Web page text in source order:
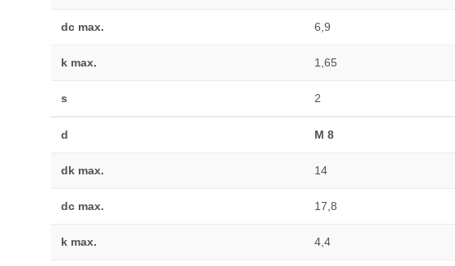
dc max. 6,9
k max. 1,65
s 2
d M 8
dk max. 14
dc max. 17,8
k max. 4,4